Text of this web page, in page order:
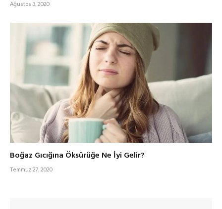
Ağustos 3, 2020
Boğaz Gıcığına Öksürüğe Ne İyi Gelir?
Temmuz 27, 2020